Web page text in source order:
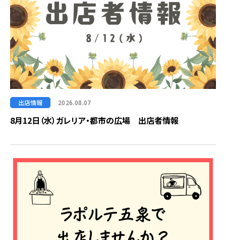
出店情報 2026.08.07
8月12日（水）ガレリア・都市の広場 出店者情報